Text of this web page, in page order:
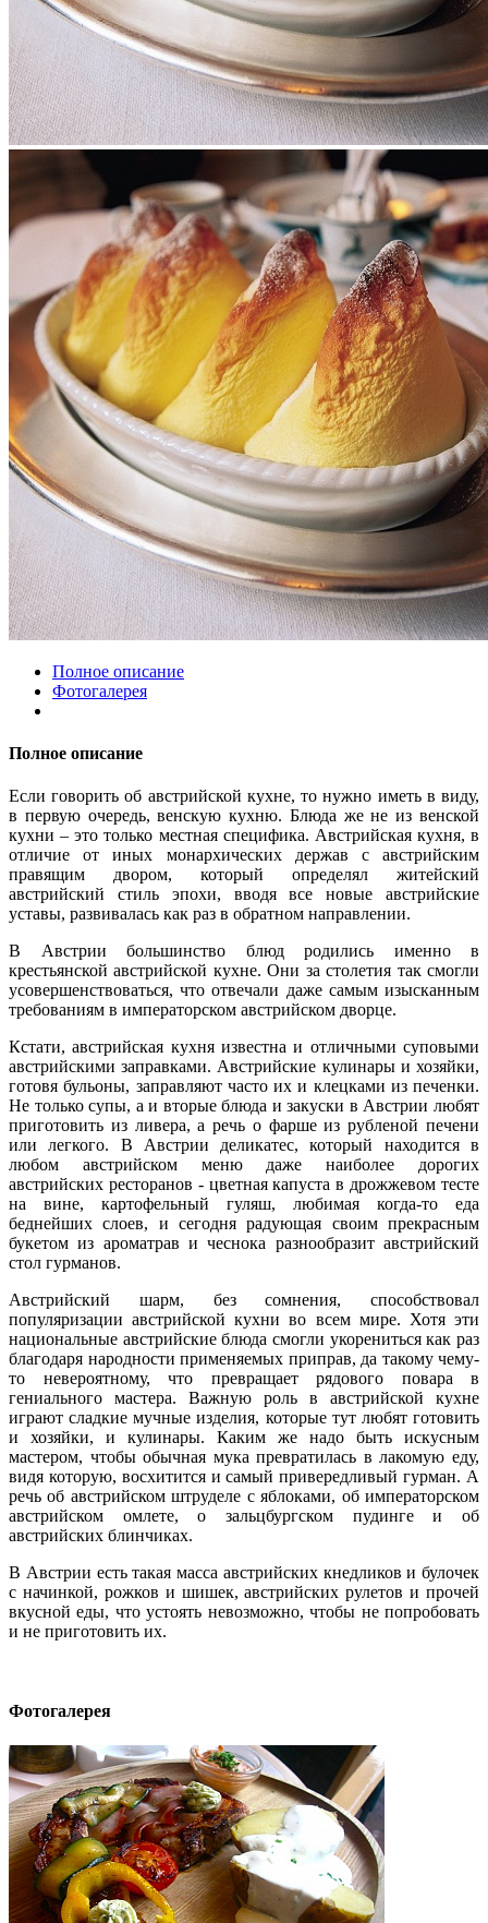
Полное описание
Фотогалерея
Полное описание
Если говорить об австрийской кухне, то нужно иметь в виду,
в первую очередь, венскую кухню. Блюда же не из венской
кухни – это только местная специфика. Австрийская кухня, в
отличие от иных монархических держав с австрийским
правящим двором, который определял житейский
австрийский стиль эпохи, вводя все новые австрийские
уставы, развивалась как раз в обратном направлении.
В Австрии большинство блюд родились именно в
крестьянской австрийской кухне. Они за столетия так смогли
усовершенствоваться, что отвечали даже самым изысканным
требованиям в императорском австрийском дворце.
Кстати, австрийская кухня известна и отличными суповыми
австрийскими заправками. Австрийские кулинары и хозяйки,
готовя бульоны, заправляют часто их и клецками из печенки.
Не только супы, а и вторые блюда и закуски в Австрии любят
приготовить из ливера, а речь о фарше из рубленой печени
или легкого. В Австрии деликатес, который находится в
любом австрийском меню даже наиболее дорогих
австрийских ресторанов - цветная капуста в дрожжевом тесте
на вине, картофельный гуляш, любимая когда-то еда
беднейших слоев, и сегодня радующая своим прекрасным
букетом из ароматрав и чеснока разнообразит австрийский
стол гурманов.
Австрийский шарм, без сомнения, способствовал
популяризации австрийской кухни во всем мире. Хотя эти
национальные австрийские блюда смогли укорениться как раз
благодаря народности применяемых приправ, да такому чему-
то невероятному, что превращает рядового повара в
гениального мастера. Важную роль в австрийской кухне
играют сладкие мучные изделия, которые тут любят готовить
и хозяйки, и кулинары. Каким же надо быть искусным
мастером, чтобы обычная мука превратилась в лакомую еду,
видя которую, восхитится и самый привередливый гурман. А
речь об австрийском штруделе с яблоками, об императорском
австрийском омлете, о зальцбургском пудинге и об
австрийских блинчиках.
В Австрии есть такая масса австрийских кнедликов и булочек
с начинкой, рожков и шишек, австрийских рулетов и прочей
вкусной еды, что устоять невозможно, чтобы не попробовать
и не приготовить их.
Фотогалерея